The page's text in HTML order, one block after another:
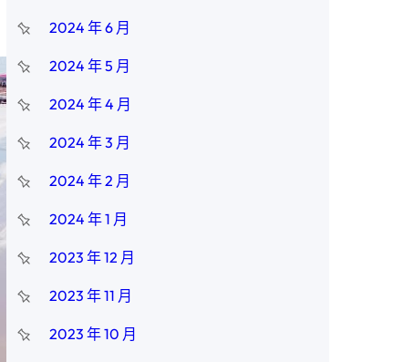
2024 年 6 月
2024 年 5 月
2024 年 4 月
2024 年 3 月
2024 年 2 月
2024 年 1 月
2023 年 12 月
2023 年 11 月
2023 年 10 月